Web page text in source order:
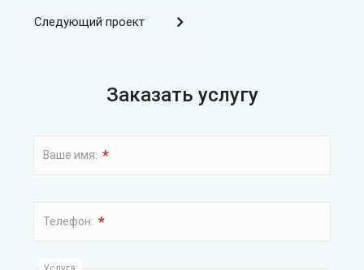
Следующий проект
Заказать услугу
Ваше имя: *
Телефон: *